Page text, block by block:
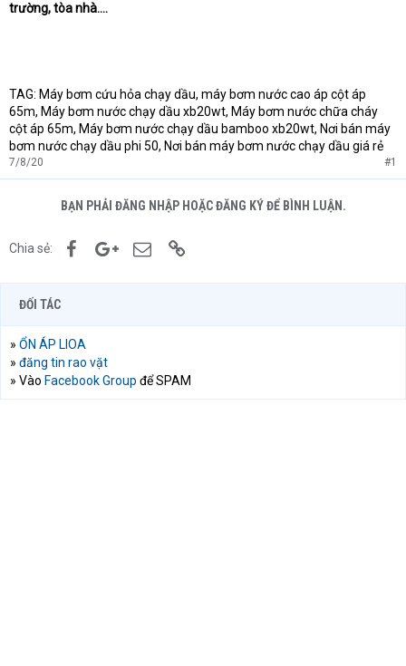
trường, tòa nhà....
TAG: Máy bơm cứu hỏa chạy dầu, máy bơm nước cao áp cột áp
65m, Máy bơm nước chạy dầu xb20wt, Máy bơm nước chữa cháy
cột áp 65m, Máy bơm nước chạy dầu bamboo xb20wt, Nơi bán máy
bơm nước chạy dầu phi 50, Nơi bán máy bơm nước chạy dầu giá rẻ
7/8/20 #1
BẠN PHẢI ĐĂNG NHẬP HOẶC ĐĂNG KÝ ĐỂ BÌNH LUẬN.
Chia sẻ: FacebookGoogle+Email
ĐỐI TÁC
» ỔN ÁP LIOA
» đăng tin rao vặt
» Vào Facebook Group để SPAM